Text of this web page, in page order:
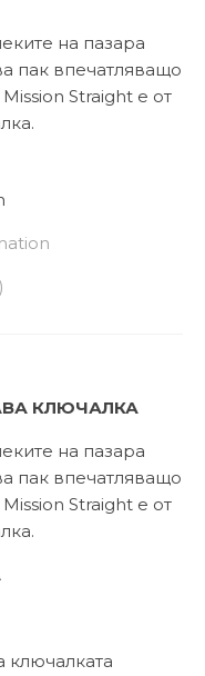
на пазара
пак впечатляващо
Straight е от
КЛЮЧАЛКА
на пазара
пак впечатляващо
Straight е от
ключалката